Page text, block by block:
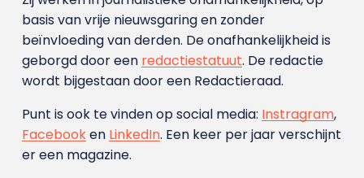
basis van vrije nieuwsgaring en zonder
beïnvloeding van derden. De onafhankelijkheid is
geborgd door een redactiestatuut. De redactie
wordt bijgestaan door een Redactieraad.
Punt is ook te vinden op social media: Instragram,
Facebooken LinkedIn. Een keer per jaar verschijnt
er een magazine.